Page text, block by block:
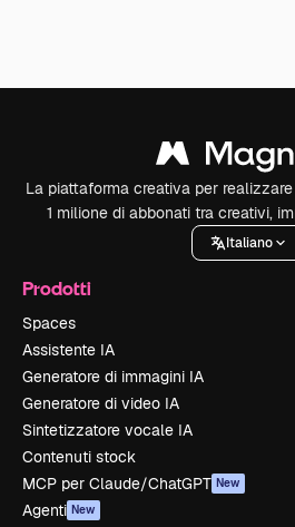
La piattaforma creativa per
1 milione di abbonati tra creativi,
Italiano
Prodotti
Spaces
Assistente IA
Generatore di immagini IA
Generatore di video IA
Sintetizzatore vocale IA
Contenuti stock
MCP per Claude/ChatGPT New
Agenti New